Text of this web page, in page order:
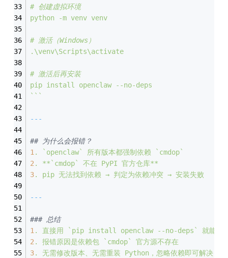
# 创建虚拟环境
python
-m venv venv
# 激活（Windows）
.\venv\Scripts\activate
# 激活后再安装
pip install openclaw
--no-deps
` ``
---
## 为什么会报错？
1 . `openclaw` 所有版本都强制依赖
`cmdop`
2 . ** `cmdop` 不在 PyPI 官方仓库**
3. pip 无法找到依赖 → 判定为依赖冲突 → 安装失败
---
### 总结
1 . 直接用 `pip install openclaw --no-deps`
就能安
2 . 报错原因是依赖包 `cmdop`
官方源不存在
3. 无需修改版本、无需重装 Python，忽略依赖即可解决